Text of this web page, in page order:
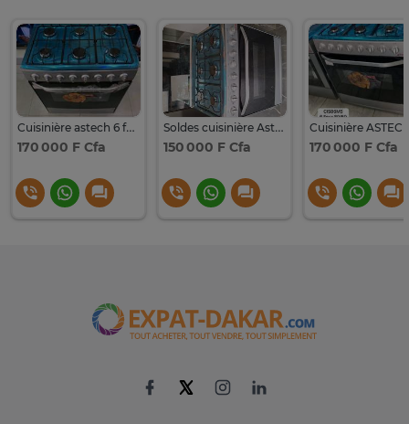
Cuisinière astech 6 feux
170 000 F Cfa
Soldes cuisinière Astech 6 feux
150 000 F Cfa 170 000 F Cfa